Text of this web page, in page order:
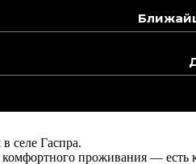
селе Гаспра.
проживания — есть